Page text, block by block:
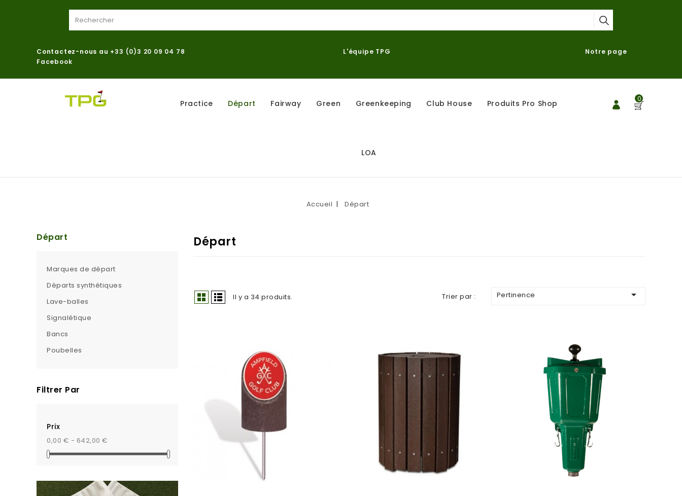
Contactez-nous au +33 (0)3 20 09 04 78 L'équipe TPG
Notre page
Facebook
0
Practice Départ Fairway Green Greenkeeping Club House Produits Pro Shop
LOA
Accueil Départ
Départ
Marques de départ
Départs synthétiques
Lave-balles
Signalétique
Bancs
Poubelles
Filtrer Par
Prix
0,00 € - 642,00 €
Départ
Il y a 34 produits. Trier par : Pertinence 